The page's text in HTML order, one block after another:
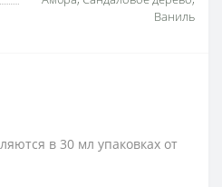
Ваниль
в 30 мл упаковках от